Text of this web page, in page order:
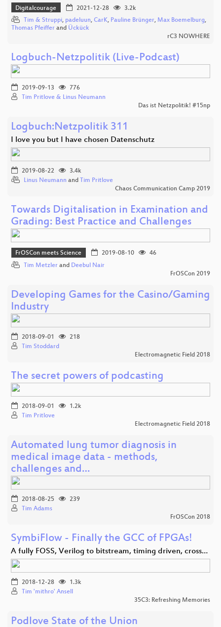
Digitalcourage 2021-12-28
3.2k
Tim & Struppi, padeluun, CarK, Pauline Brünger, Max Boemelburg,
Thomas Pfeiffer and Ückück
rC3 NOWHERE
Logbuch-Netzpolitik (Live-Podcast)
2019-09-13
776
Tim Pritlove & Linus Neumann
Das ist Netzpolitik! #15np
Logbuch:Netzpolitik 311
I love you but I have chosen Datenschutz
2019-08-22
3.4k
Linus Neumann and Tim Pritlove
Chaos Communication Camp 2019
Towards Digitalisation in Examination and
Grading: Best Practice and Challenges
FrOSCon meets Science 2019-08-10
46
Tim Metzler and Deebul Nair
FrOSCon 2019
Developing Games for the Casino/Gaming
Industry
2018-09-01
218
Tim Stoddard
Electromagnetic Field 2018
The secret powers of podcasting
2018-09-01
1.2k
Tim Pritlove
Electromagnetic Field 2018
Automated lung tumor diagnosis in
medical image data - methods,
challenges and…
2018-08-25
239
Tim Adams
FrOSCon 2018
SymbiFlow - Finally the GCC of FPGAs!
A fully FOSS, Verilog to bitstream, timing driven, cross…
2018-12-28
1.3k
Tim 'mithro' Ansell
35C3: Refreshing Memories
Podlove State of the Union